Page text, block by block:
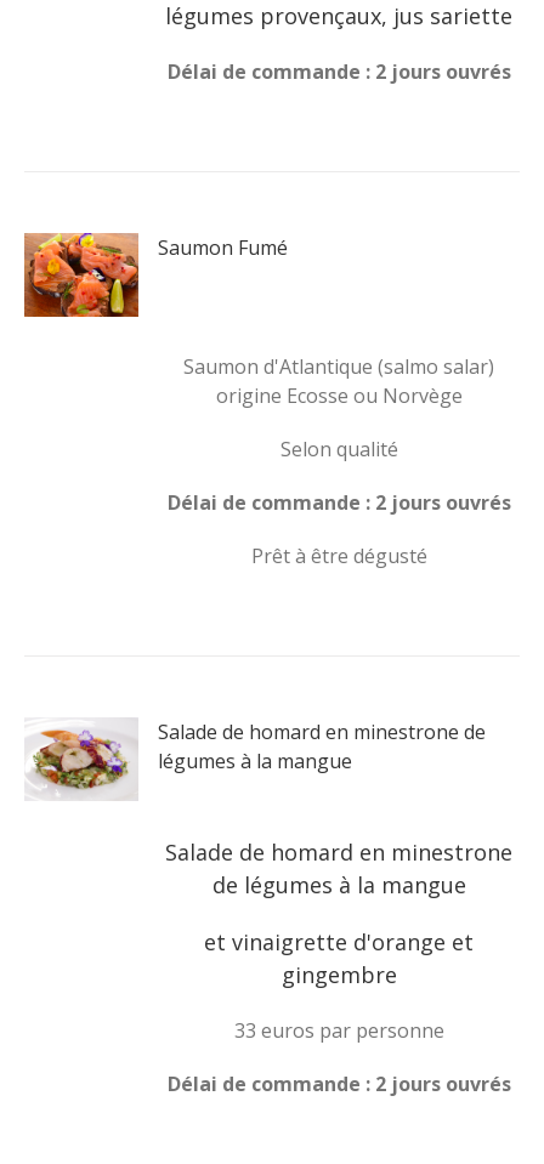
légumes provençaux, jus sariette
Délai de commande : 2 jours ouvrés
Saumon Fumé
Saumon d'Atlantique (salmo salar)
origine Ecosse ou Norvège
Selon qualité
Délai de commande : 2 jours ouvrés
Prêt à être dégusté
Salade de homard en minestrone de
légumes à la mangue
Salade de homard en minestrone
de légumes à la mangue
et vinaigrette d'orange et
gingembre
33 euros par personne
Délai de commande : 2 jours ouvrés